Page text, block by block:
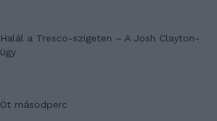
Halál a Tresco-szigeten – A Josh Clayton-
ügy
Öt másodperc